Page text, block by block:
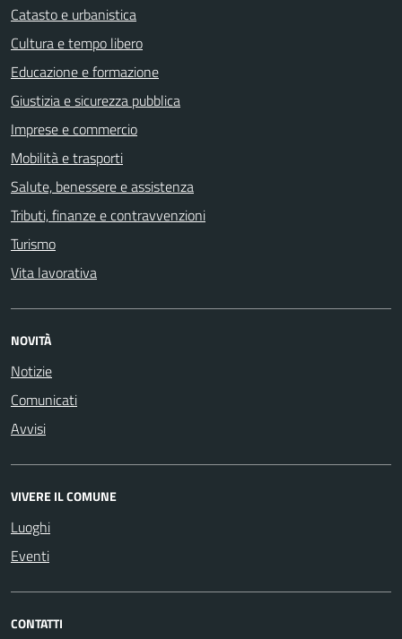
Catasto e urbanistica
Cultura e tempo libero
Educazione e formazione
Giustizia e sicurezza pubblica
Imprese e commercio
Mobilità e trasporti
Salute, benessere e assistenza
Tributi, finanze e contravvenzioni
Turismo
Vita lavorativa
NOVITÀ
Notizie
Comunicati
Avvisi
VIVERE IL COMUNE
Luoghi
Eventi
CONTATTI